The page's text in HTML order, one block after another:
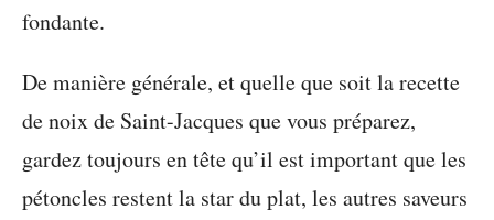
fondante.
De manière générale, et quelle que soit la recette
de noix de Saint-Jacques que vous préparez,
gardez toujours en tête qu’il est important que les
pétoncles restent la star du plat, les autres saveurs